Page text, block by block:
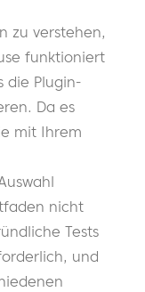
zu verstehen,
funktioniert
die Plugin-
Da es
mit Ihrem
nicht
Tests
und